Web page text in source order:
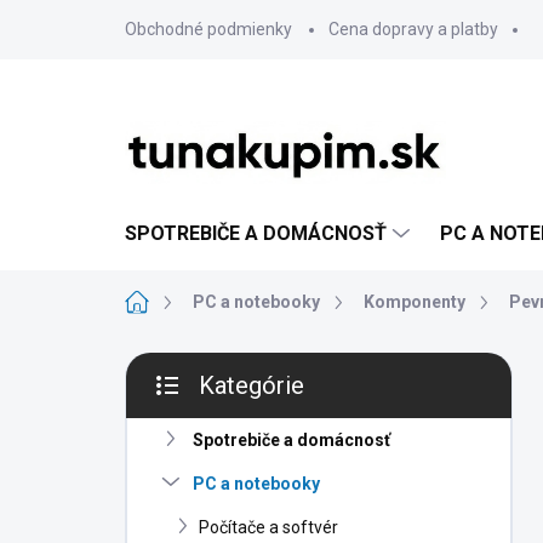
Obchodné podmienky Cena dopravy a platby
SPOTREBIČE A DOMÁCNOSŤ PC A
DomovPC a notebooky Komponenty
B
č
kategórie
Kategórie
Spotrebiče a domácnosť
PC a notebooky
Počítače a softvér